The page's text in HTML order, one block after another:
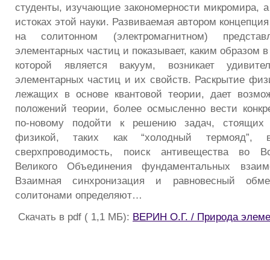
студенты, изучающие закономерности микромира,
истоках этой науки. Развиваемая автором
на солитонном (электромагнитном)
элементарных частиц и показывает, каким образом
которой является вакуум, возникает
элементарных частиц и их свойств. Раскрытие
лежащих в основе квантовой теории, дает
положений теории, более осмысленно вести
по-новому подойти к решению задач, стоящих
физикой, таких как “холодный термояд”,
сверхпроводимость, поиск антивещества во
Великого Объединения фундаментальных
Взаимная синхронизация и равновесный
солитонами определяют…
Скачать в pdf ( 1,1 МБ): ВЕРИН О.Г. / Природа